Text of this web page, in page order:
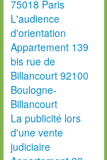
75018 Paris
L'audience
d'orientation
Appartement 139
bis rue de
Billancourt 92100
Boulogne-
Billancourt
La publicité lors
d'une vente
judiciaire